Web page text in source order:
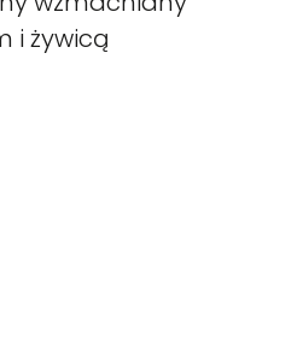
i żywicą